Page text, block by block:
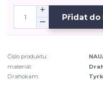
Přidat do
Číslo produktu:
materiál:
Drahokam: